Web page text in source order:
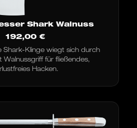
Shark Walnuss
192,00 €
Shark-Klinge wiegt sich durch
Walnussgriff für fließendes,
Hacken.